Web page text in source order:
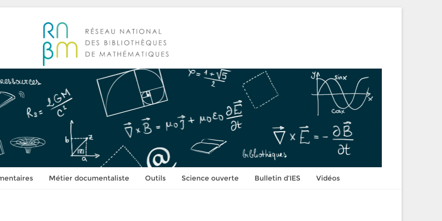
Métier documentaliste Outils Science ouverte Bulletin d’IES Vidéos